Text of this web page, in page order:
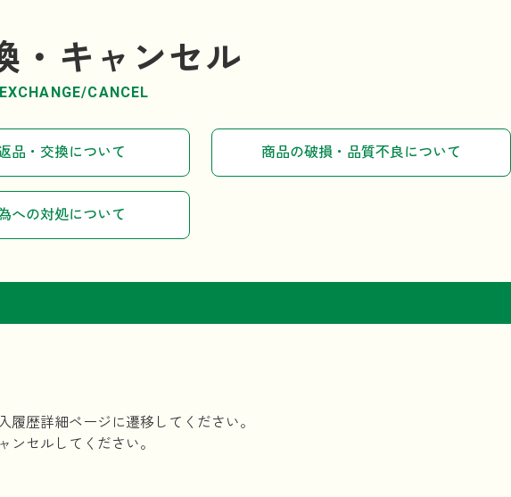
・キャンセル
CANCEL
品・交換について 商品の破損・品質不良について
への対処について
歴詳細ページに遷移してください。
ンセルしてください。